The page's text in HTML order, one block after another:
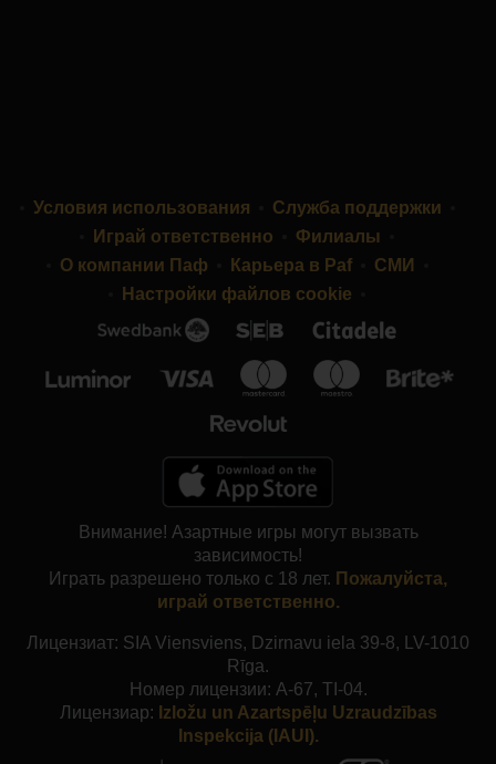
Условия использования
Служба поддержки
Играй ответственно
Филиалы
О компании Паф
Карьера в Paf
СМИ
Настройки файлов cookie
Внимание! Азартные игры могут вызвать
зависимость!
Играть разрешено только с 18 лет. Пожалуйста,
играй ответственно.
Лицензиат: SIA Viensviens, Dzirnavu iela 39-8, LV-1010
Rīga.
Номер лицензии: A-67, TI-04.
Лицензиар: Izložu un Azartspēļu Uzraudzības
Inspekcija (IAUI).